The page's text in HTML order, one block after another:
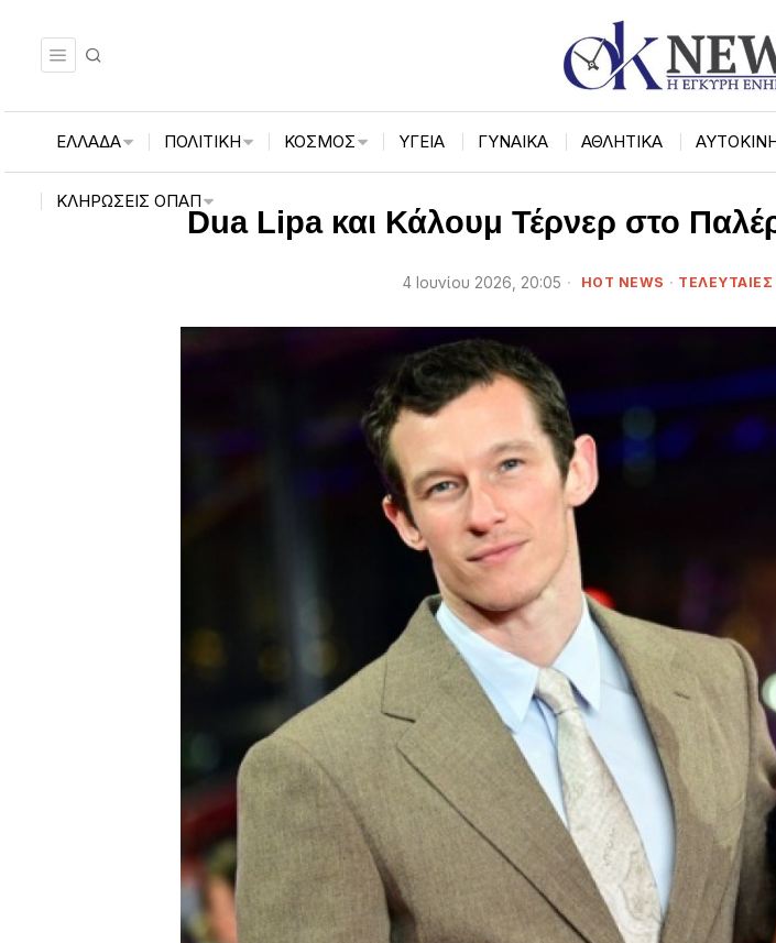
ΕΛΛΑΔΑ ΠΟΛΙΤΙΚΗ ΚΟΣΜΟΣ ΥΓΕΙΑ ΓΥΝΑΙΚΑ ΑΘΛΗΤΙΚΑ
ΚΛΗΡΏΣΕΙΣ ΟΠΑΠ
Dua Lipa και Κάλουμ Τέρνερ στο
4 Ιουνίου 2026, 20:05 HOT NEWS · ΤΕΛΕΥΤΑΙΕΣ